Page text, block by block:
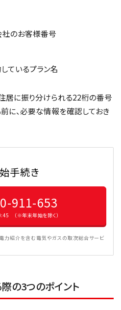
のお客様番号
ているプラン名
居に振り分けられる22桁の番号
に、必要な情報を確認しておき
手続き
911-653
（※年末年始を除く）
力紹介を含む電気やガスの取次総合サービ
の3つのポイント